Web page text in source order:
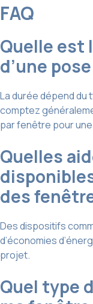
FAQ
Quelle est
d’une
La durée dépend du
comptez
par fenêtre pour
Quelles
des
Des dispositifs
d’économies
projet.
Quel type